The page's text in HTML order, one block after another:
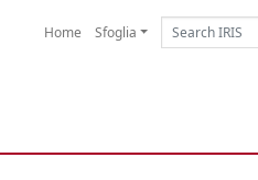
Home Sfoglia